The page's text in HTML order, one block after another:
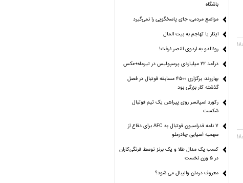
باشگاه
مواضع مردمی، جای پاسخگویی را نمی‌گیرد
ایثار یا تهاجم به بیت المال
رونالدو به اردوی النصر نرفت!
درآمد ۲۲ میلیاردی پرسپولیس در تیرماه+عکس
بهاروند: برگزاری ۴۵۰۰ مسابقه فوتبال در فصل
گذشته کار بزرگی بود
رکورد اسپانسر روی پیراهن یک تیم فوتبال
شکست
۷ نامه فدراسیون فوتبال به AFC برای دفاع از
سهمیه آسیایی چادرملو
کسب یک مدال طلا و یک برنز توسط فرنگی‌کاران
در ۵ وزن نخست
معروف درمان والیبال می شود؟